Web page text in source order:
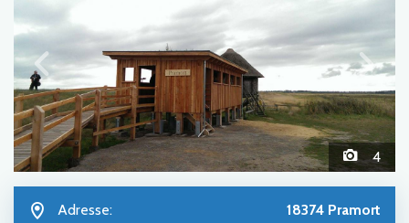
4
Adresse:
18374 Pramort